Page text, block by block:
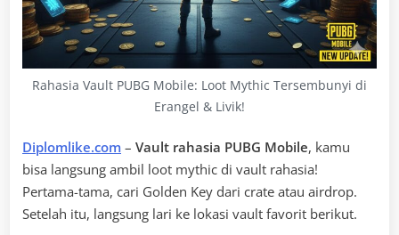
Rahasia Vault PUBG Mobile: Loot Mythic Tersembunyi di
Erangel & Livik!
Diplomlike.com – Vault rahasia PUBG Mobile, kamu
bisa langsung ambil loot mythic di vault rahasia!
Pertama-tama, cari Golden Key dari crate atau airdrop.
Setelah itu, langsung lari ke lokasi vault favorit berikut.